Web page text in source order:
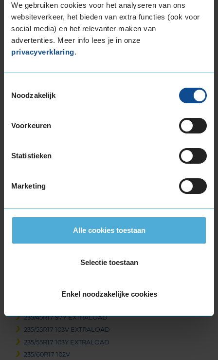
We gebruiken cookies voor het analyseren van ons
websiteverkeer, het bieden van extra functies (ook voor
social media) en het relevanter maken van
advertenties. Meer info lees je in onze
privacyverklaring.
Noodzakelijk
Voorkeuren
Statistieken
Marketing
Alle cookies toestaan
Selectie toestaan
Enkel noodzakelijke cookies
205/65R17 100H EXTRALOAD
215/40R17 87V EXTRALOAD
215/40R17 87Y EXTRALOAD
215/45R17 91W EXTRALOAD
215/50R17 95W EXTRALOAD
215/55R17 94V
215/65R17 103V EXTRALOAD
225/50R17 98V EXTRALOAD
225/50R17 98W EXTRALOAD RUNFLAT
225/50R17 98Y EXTRALOAD
225/60R17 103V EXTRALOAD
235/45R17 97Y EXTRALOAD
235/55R17 103V EXTRALOAD
235/55R17 103Y EXTRALOAD
235/60R17 102V